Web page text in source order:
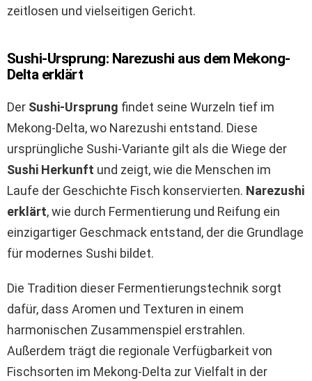
zeitlosen und vielseitigen Gericht.
Sushi-Ursprung: Narezushi aus dem Mekong-
Delta erklärt
Der Sushi-Ursprung findet seine Wurzeln tief im
Mekong-Delta, wo Narezushi entstand. Diese
ursprüngliche Sushi-Variante gilt als die Wiege der
Sushi Herkunft und zeigt, wie die Menschen im
Laufe der Geschichte Fisch konservierten. Narezushi
erklärt, wie durch Fermentierung und Reifung ein
einzigartiger Geschmack entstand, der die Grundlage
für modernes Sushi bildet.
Die Tradition dieser Fermentierungstechnik sorgt
dafür, dass Aromen und Texturen in einem
harmonischen Zusammenspiel erstrahlen.
Außerdem trägt die regionale Verfügbarkeit von
Fischsorten im Mekong-Delta zur Vielfalt in der